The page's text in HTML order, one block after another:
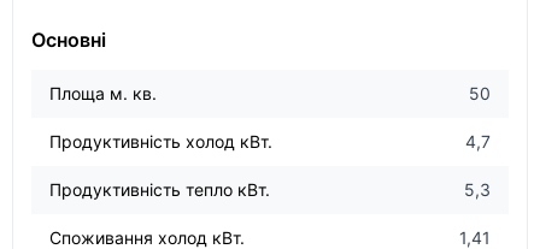
Основні
Площа м. кв. 50
Продуктивність холод кВт. 4,7
Продуктивність тепло кВт. 5,3
Споживання холод кВт. 1,41